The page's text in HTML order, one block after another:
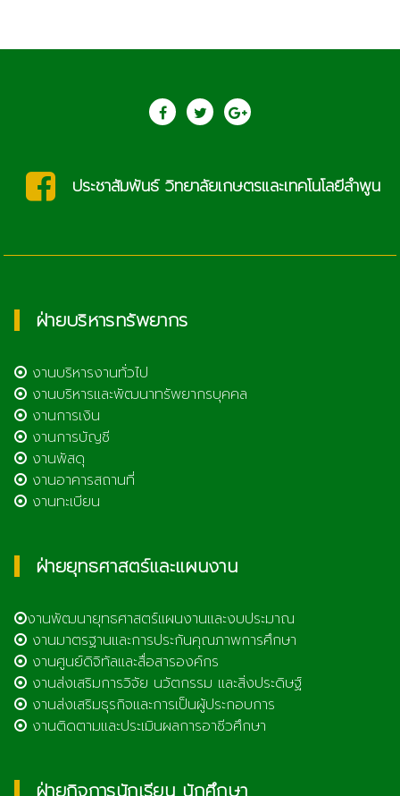
มพันธ์ วิทยาลัยเกษตรและเทคโนโลยีลำพูน
ฝ่ายบริหารทรัพยากร
งานบริหารงานทั่วไป
งานบริหารและพัฒนาทรัพยากรบุคคล
งานการเงิน
งานการบัญชี
งานพัสดุ
งานอาคารสถานที่
งานทะเบียน
ฝ่ายยุทธศาสตร์และแผนงาน
งานพัฒนายุทธศาสตร์แผนงานและงบประมาณ
งานมาตรฐานและการประกันคุณภาพการศึกษา
งานศูนย์ดิจิทัลและสื่อสารองค์กร
งานส่งเสริมการวิจัย นวัตกรรม และสิ่งประดิษฐ์
งานส่งเสริมธุรกิจและการเป็นผู้ประกอบการ
งานติดตามและประเมินผลการอาชีวศึกษา